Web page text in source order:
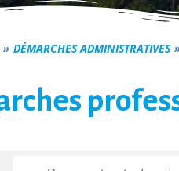
DÉMARCHES ADMINISTRATIVES